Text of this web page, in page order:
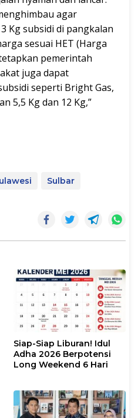
agar
Kg subsidi di pangkalan
sesuai HET (Harga
pemerintah
juga dapat
seperti Bright Gas,
5,5 Kg dan 12 Kg,”
Sulbar
Siap-Siap Liburan! Idul
Adha 2026 Berpotensi
Long Weekend 6 Hari